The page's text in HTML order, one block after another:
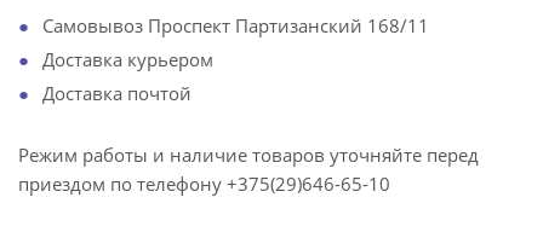
Самовывоз Проспект Партизанский 168/11
Доставка курьером
Доставка почтой
Режим работы и наличие товаров уточняйте перед
приездом по телефону +375(29)646-65-10